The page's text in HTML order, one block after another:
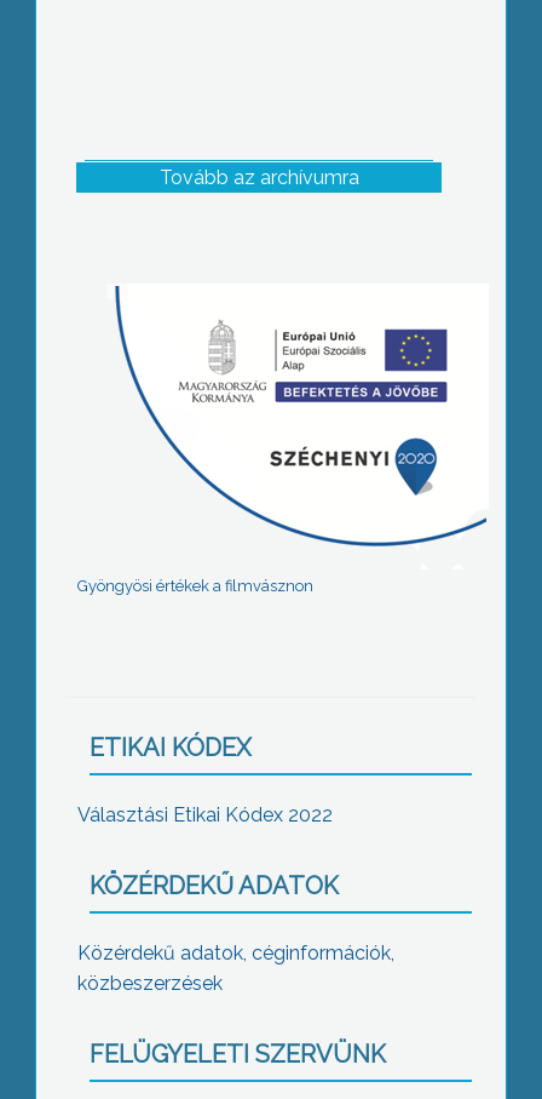
Tovább az archívumra
Gyöngyösi értékek a filmvásznon
ETIKAI KÓDEX
Választási Etikai Kódex 2022
KÖZÉRDEKŰ ADATOK
Közérdekű adatok, céginformációk,
közbeszerzések
FELÜGYELETI SZERVÜNK